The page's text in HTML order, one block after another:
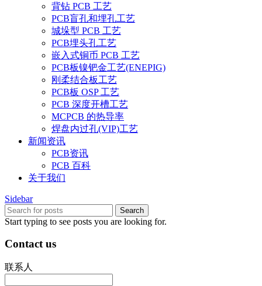
背钻 PCB 工艺
PCB盲孔和埋孔工艺
城垛型 PCB 工艺
PCB埋头孔工艺
嵌入式铜币 PCB 工艺
PCB板镍钯金工艺(ENEPIG)
刚柔结合板工艺
PCB板 OSP 工艺
PCB 深度开槽工艺
MCPCB 的热导率
焊盘内过孔(VIP)工艺
新闻资讯
PCB资讯
PCB 百科
关于我们
Sidebar
Search
Start typing to see posts you are looking for.
Contact us
联系人